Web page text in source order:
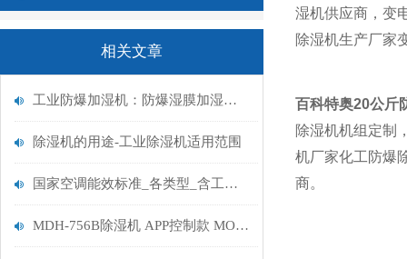
相关文章
工业防爆加湿机：防爆湿膜加湿机BTaw-20如何破解高安全场景需求？
除湿机的用途-工业除湿机适用范围
国家空调能效标准_各类型_含工业防爆空调
MDH-756B除湿机 APP控制款 MORII森井除湿机
湿机供应商，变
除湿机生产厂家
百科特奥20公斤
除湿机机组定制
机厂家化工防爆
商。